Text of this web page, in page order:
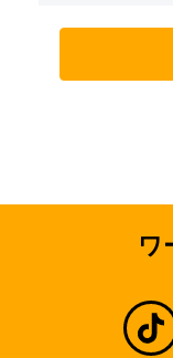
き、本サイト
を通じてお
住所、電話番
弊社の直営
クマンとエ
るエリアフ
含みます。
ワ